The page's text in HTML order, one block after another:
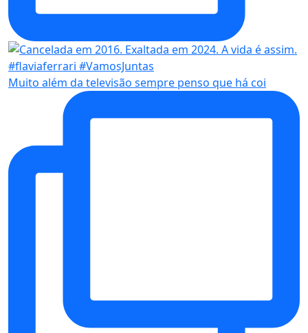
Muito além da televisão sempre penso que há coi